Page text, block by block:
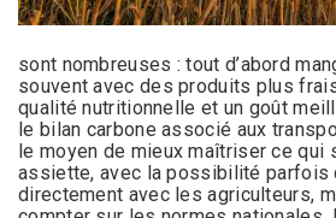
sont nombreuses : tout d’abord
souvent avec des produits plus
qualité nutritionnelle et un goût
le bilan carbone associé aux
le moyen de mieux maîtriser ce qui
assiette, avec la possibilité parfois
directement avec les agriculteurs,